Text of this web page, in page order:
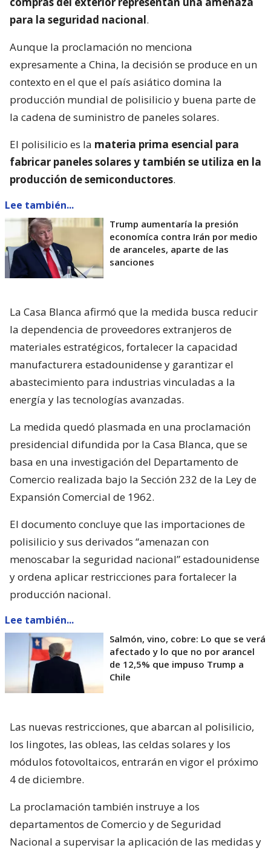
para la seguridad nacional.
Aunque la proclamación no menciona
expresamente a China, la decisión se produce en un
contexto en el que el país asiático domina la
producción mundial de polisilicio y buena parte de
la cadena de suministro de paneles solares.
El polisilicio es la materia prima esencial para
fabricar paneles solares y también se utiliza en la
producción de semiconductores.
Lee también...
Trump aumentaría la presión
economíca contra Irán por medio
de aranceles, aparte de las
sanciones
La Casa Blanca afirmó que la medida busca reducir
la dependencia de proveedores extranjeros de
materiales estratégicos, fortalecer la capacidad
manufacturera estadounidense y garantizar el
abastecimiento para industrias vinculadas a la
energía y las tecnologías avanzadas.
La medida quedó plasmada en una proclamación
presidencial difundida por la Casa Blanca, que se
basa en una investigación del Departamento de
Comercio realizada bajo la Sección 232 de la Ley de
Expansión Comercial de 1962.
El documento concluye que las importaciones de
polisilicio y sus derivados “amenazan con
menoscabar la seguridad nacional” estadounidense
y ordena aplicar restricciones para fortalecer la
producción nacional.
Lee también...
Salmón, vino, cobre: Lo que se verá
afectado y lo que no por arancel
de 12,5% que impuso Trump a
Chile
Las nuevas restricciones, que abarcan al polisilicio,
los lingotes, las obleas, las celdas solares y los
módulos fotovoltaicos, entrarán en vigor el próximo
4 de diciembre.
La proclamación también instruye a los
departamentos de Comercio y de Seguridad
Nacional a supervisar la aplicación de las medidas y